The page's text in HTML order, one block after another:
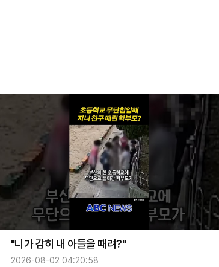
"니가 감히 내 아들을 때려?"
2026-08-02 04:20:58